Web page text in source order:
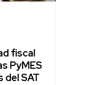
fiscal
PyMES
del SAT